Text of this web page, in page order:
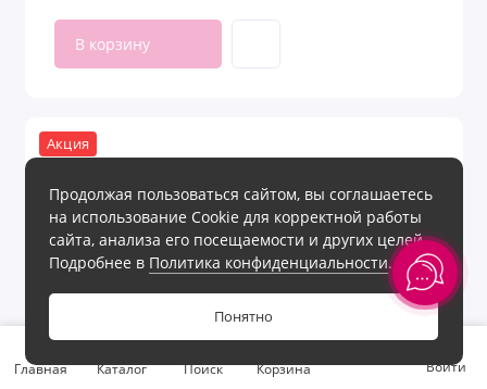
Главная Каталог Поиск Корзина
0
Войти
В корзину
Акция
Продолжая пользоваться сайтом, вы соглашаетесь
на использование Cookie для корректной работы
сайта, анализа его посещаемости и других целей.
Подробнее в Политика конфиденциальности.
Понятно